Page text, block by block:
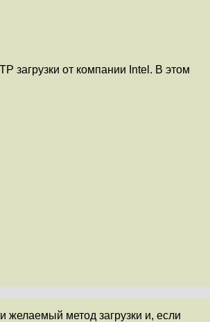
загрузки от компании Intel . В этом
желаемый метод загрузки и, если